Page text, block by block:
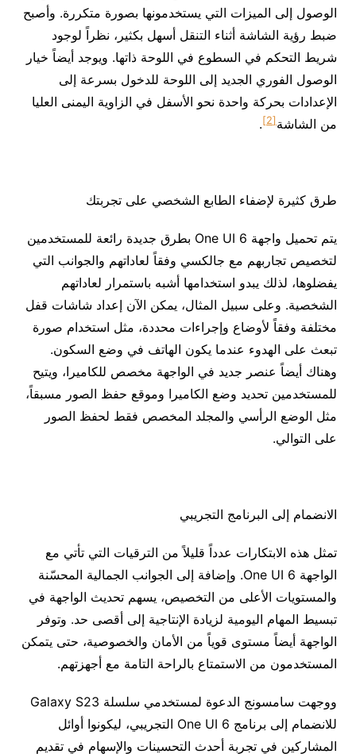
الوصول إلى الميزات التي يستخدمونها بصورة متكررة. وأصبح
ضبط رؤية الشاشة أثناء التنقل أسهل بكثير، نظراً لوجود
شريط التحكم في السطوع في اللوحة ذاتها. ويوجد أيضاً خيار
الوصول الفوري الجديد إلى اللوحة للدخول بسرعة إلى
الإعدادات بحركة واحدة نحو الأسفل في الزاوية اليمنى العليا
من الشاشة [2]
.
طرق كثيرة لإضفاء الطابع الشخصي على تجربتك
يتم تحميل واجهة One UI 6 بطرق جديدة رائعة للمستخدمين
لتخصيص تجاربهم مع جالكسي وفقاً لعاداتهم والجوانب التي
يفضلوها، لذلك يبدو استخدامها أشبه باستمرار لعاداتهم
الشخصية. وعلى سبيل المثال، يمكن الآن إعداد شاشات قفل
مختلفة وفقاً لأوضاع وإجراءات محددة، مثل استخدام صورة
تبعث على الهدوء عندما يكون الهاتف في وضع السكون.
وهناك أيضاً عنصر جديد في الواجهة مخصص للكاميرا، ويتيح
للمستخدمين تحديد وضع الكاميرا وموقع حفظ الصور مسبقاً،
مثل الوضع الرأسي والمجلد المخصص فقط لحفظ الصور
على التوالي.
الانضمام إلى البرنامج التجريبي
تمثل هذه الابتكارات عدداً قليلاً من الترقيات التي تأتي مع
الواجهة One UI 6. وإضافة إلى الجوانب الجمالية المحسّنة
والمستويات الأعلى من التخصيص، يسهم تحديث الواجهة في
تبسيط المهام اليومية لزيادة الإنتاجية إلى أقصى حد. وتوفر
الواجهة أيضاً مستوى قوياً من الأمان والخصوصية، حتى يتمكن
المستخدمون من الاستمتاع بالراحة التامة مع أجهزتهم.
ووجهت سامسونج الدعوة لمستخدمي سلسلة Galaxy S23
للانضمام إلى برنامج One UI 6 التجريبي، ليكونوا أوائل
المشاركين في تجربة أحدث التحسينات والإسهام في تقديم